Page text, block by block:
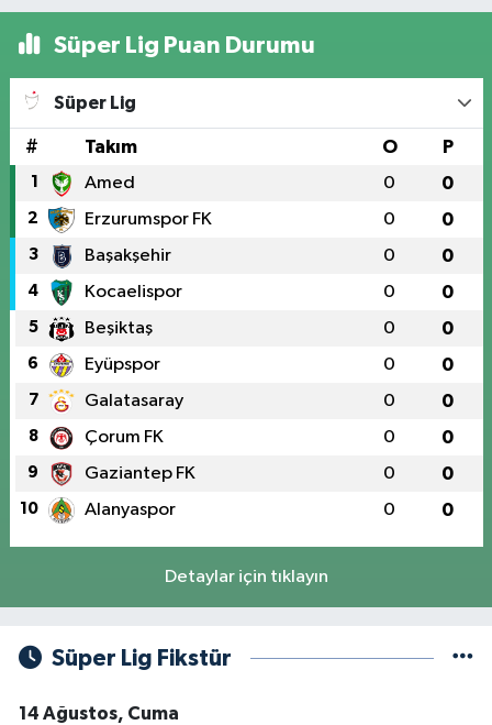
Süper Lig Puan Durumu
Süper Lig
# Takım O P
1 Amed 0 0
2 Erzurumspor FK 0 0
3 Başakşehir 0 0
4 Kocaelispor 0 0
5 Beşiktaş 0 0
6 Eyüpspor 0 0
7 Galatasaray 0 0
8 Çorum FK 0 0
9 Gaziantep FK 0 0
10 Alanyaspor 0 0
Detaylar için tıklayın
Süper Lig Fikstür
14 Ağustos, Cuma